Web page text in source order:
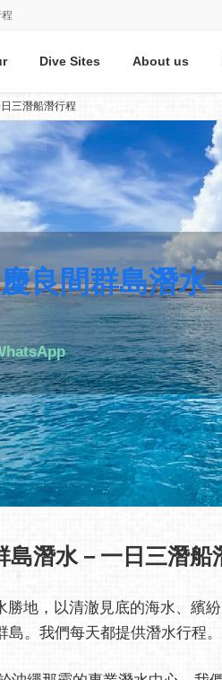
Dive Sites About us
三潛船潛行程
良間群島潛水
島潛水－一日三潛船
勝地，以清澈見底的海水、繽
。我們每天都提供潛水行程。